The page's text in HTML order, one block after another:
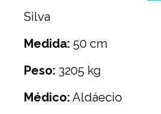
Silva
Medida: 50 cm
Peso: 3205 kg
Médico: Aldáecio